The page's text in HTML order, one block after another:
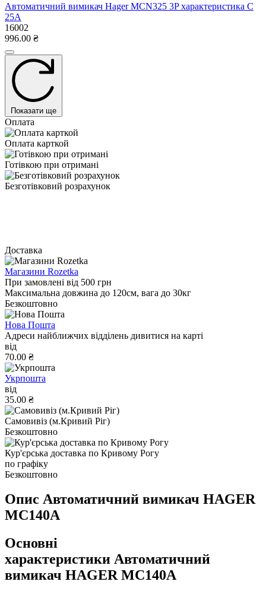
Автоматичний вимикач Hager MCN325 3P характеристика C
25A
16002
996.00 ₴
Показати ще
Оплата
Оплата карткой
Готівкою при отримані
Безготівковий розрахунок
Доставка
Магазини Rozetka
При замовлені від 500 грн
Максимальна довжина до 120см, вага до 30кг
Безкоштовно
Нова Пошта
Адреси найближчих відділень дивитися на карті
від
70.00 ₴
Укрпошта
від
35.00 ₴
Самовивіз (м.Кривий Ріг)
Безкоштовно
Кур'єрська доставка по Кривому Рогу
по графіку
Безкоштовно
Опис Автоматичний вимикач HAGER
MC140A
Основні
характеристики Автоматичний
вимикач HAGER MC140A